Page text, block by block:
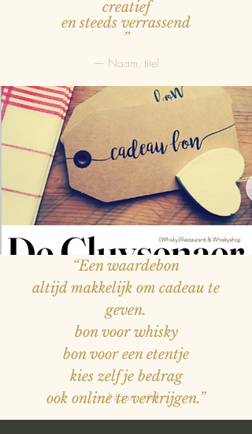
creatief
en steeds verrassend
”
— Naam, titel
— Naam, titel
“Een waardebon
altijd makkelijk om cadeau te
geven.
bon voor whisky
bon voor een etentje
kies zelf je bedrag
ook online te verkrijgen.”